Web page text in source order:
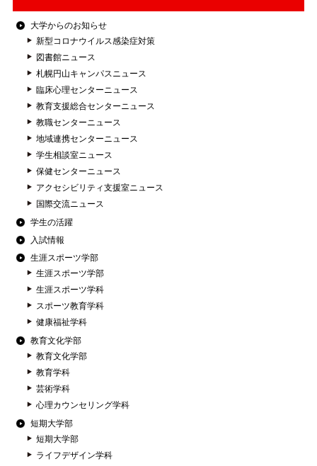
大学からのお知らせ
新型コロナウイルス感染症対策
図書館ニュース
札幌円山キャンパスニュース
臨床心理センターニュース
教育支援総合センターニュース
教職センターニュース
地域連携センターニュース
学生相談室ニュース
保健センターニュース
アクセシビリティ支援室ニュース
国際交流ニュース
学生の活躍
入試情報
生涯スポーツ学部
生涯スポーツ学部
生涯スポーツ学科
スポーツ教育学科
健康福祉学科
教育文化学部
教育文化学部
教育学科
芸術学科
心理カウンセリング学科
短期大学部
短期大学部
ライフデザイン学科